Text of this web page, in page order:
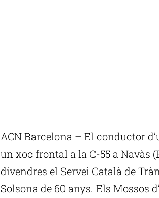
ACN Barcelona – El conductor
un xoc frontal a la C-55 a Navàs
divendres el Servei Català de
Solsona de 60 anys. Els Mossos